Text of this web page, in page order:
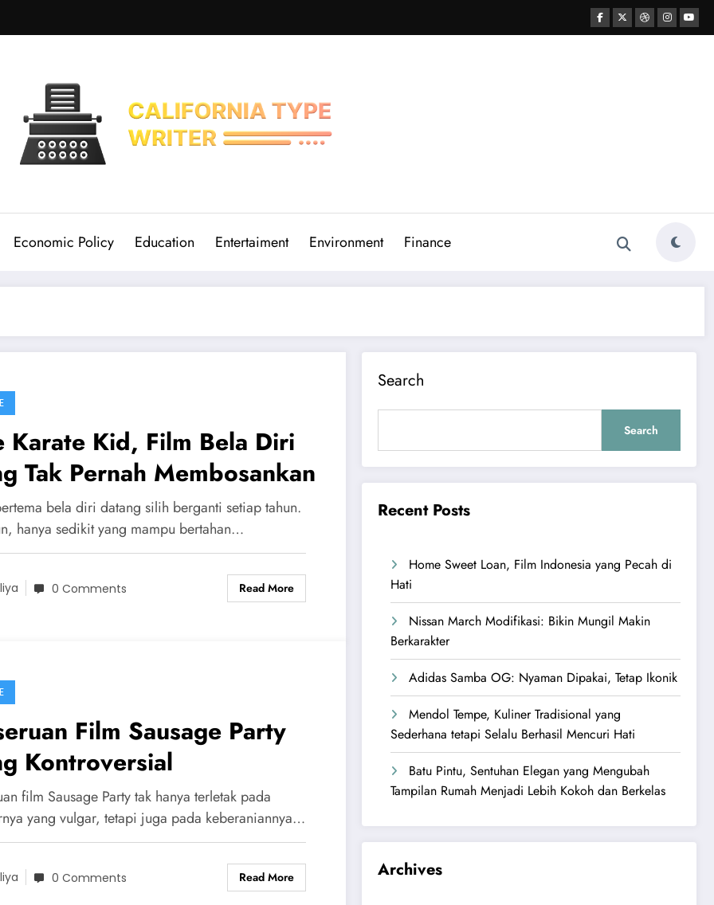
Economic Policy Education Entertaiment Environment Finance
Karate Kid, Film Bela Diri
Tak Pernah Membosankan
bela diri datang silih berganti setiap tahun.
hanya sedikit yang mampu bertahan…
0 Comments Read More
Film Sausage Party
Kontroversial
film Sausage Party tak hanya terletak pada
yang vulgar, tetapi juga pada keberaniannya…
0 Comments Read More
Search
Search
Recent Posts
Home Sweet Loan, Film Indonesia yang Pecah di
Hati
Nissan March Modifikasi: Bikin Mungil Makin
Berkarakter
Adidas Samba OG: Nyaman Dipakai, Tetap Ikonik
Mendol Tempe, Kuliner Tradisional yang
Sederhana tetapi Selalu Berhasil Mencuri Hati
Batu Pintu, Sentuhan Elegan yang Mengubah
Tampilan Rumah Menjadi Lebih Kokoh dan Berkelas
Archives